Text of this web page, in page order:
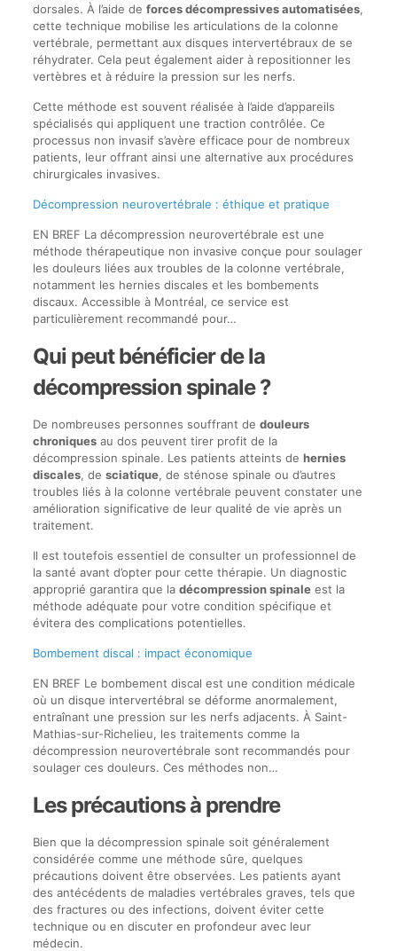
dorsales. À l’aide de forces décompressives automatisées,
cette technique mobilise les articulations de la colonne
vertébrale, permettant aux disques intervertébraux de se
réhydrater. Cela peut également aider à repositionner les
vertèbres et à réduire la pression sur les nerfs.
Cette méthode est souvent réalisée à l’aide d’appareils
spécialisés qui appliquent une traction contrôlée. Ce
processus non invasif s’avère efficace pour de nombreux
patients, leur offrant ainsi une alternative aux procédures
chirurgicales invasives.
Décompression neurovertébrale : éthique et pratique
EN BREF La décompression neurovertébrale est une
méthode thérapeutique non invasive conçue pour soulager
les douleurs liées aux troubles de la colonne vertébrale,
notamment les hernies discales et les bombements
discaux. Accessible à Montréal, ce service est
particulièrement recommandé pour…
Qui peut bénéficier de la
décompression spinale ?
De nombreuses personnes souffrant de douleurs
chroniquesau dos peuvent tirer profit de la
décompression spinale. Les patients atteints de hernies
discales, de sciatique, de sténose spinale ou d’autres
troubles liés à la colonne vertébrale peuvent constater une
amélioration significative de leur qualité de vie après un
traitement.
Il est toutefois essentiel de consulter un professionnel de
la santé avant d’opter pour cette thérapie. Un diagnostic
approprié garantira que la décompression spinaleest la
méthode adéquate pour votre condition spécifique et
évitera des complications potentielles.
Bombement discal : impact économique
EN BREF Le bombement discal est une condition médicale
où un disque intervertébral se déforme anormalement,
entraînant une pression sur les nerfs adjacents. À Saint-
Mathias-sur-Richelieu, les traitements comme la
décompression neurovertébrale sont recommandés pour
soulager ces douleurs. Ces méthodes non…
Les précautions à prendre
Bien que la décompression spinale soit généralement
considérée comme une méthode sûre, quelques
précautions doivent être observées. Les patients ayant
des antécédents de maladies vertébrales graves, tels que
des fractures ou des infections, doivent éviter cette
technique ou en discuter en profondeur avec leur
médecin.